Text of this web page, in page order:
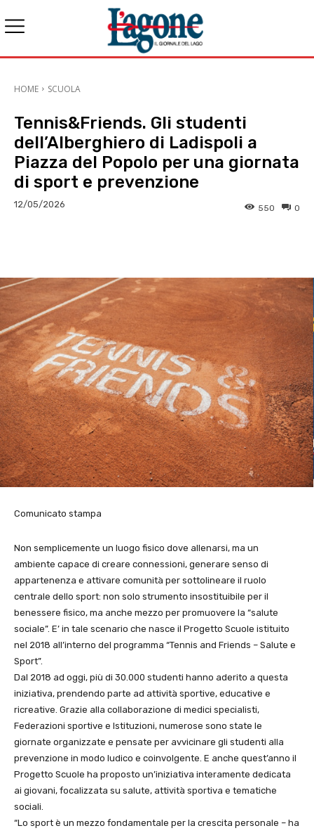
HOME SCUOLA
Tennis&Friends. Gli studenti
dell’Alberghiero di Ladispoli a
Piazza del Popolo per una giornata
di sport e prevenzione
12/05/2026 0
550
Comunicato stampa
Non semplicemente un luogo fisico dove allenarsi, ma un
ambiente capace di creare connessioni, generare senso di
appartenenza e attivare comunità per sottolineare il ruolo
centrale dello sport: non solo strumento insostituibile per il
benessere fisico, ma anche mezzo per promuovere la “salute
sociale”. E’ in tale scenario che nasce il Progetto Scuole istituito
nel 2018 all’interno del programma “Tennis and Friends – Salute e
Sport”.
Dal 2018 ad oggi, più di 30.000 studenti hanno aderito a questa
iniziativa, prendendo parte ad attività sportive, educative e
ricreative. Grazie alla collaborazione di medici specialisti,
Federazioni sportive e Istituzioni, numerose sono state le
giornate organizzate e pensate per avvicinare gli studenti alla
prevenzione in modo ludico e coinvolgente. E anche quest’anno il
Progetto Scuole ha proposto un’iniziativa interamente dedicata
ai giovani, focalizzata su salute, attività sportiva e tematiche
sociali.
“Lo sport è un mezzo fondamentale per la crescita personale – ha